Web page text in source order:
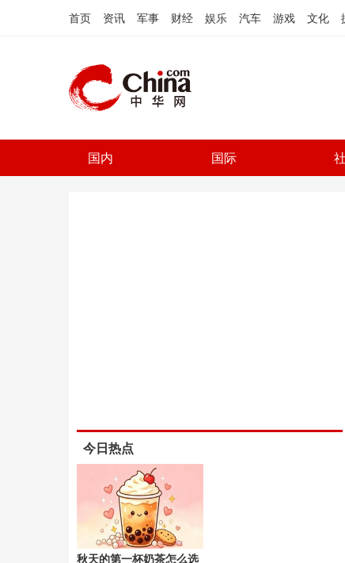
首页 资讯 军事 财经 娱乐 汽车 游戏 文化
国内 国际
今日热点
秋天的第一杯奶茶怎么选